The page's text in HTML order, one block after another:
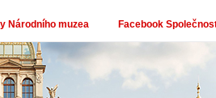
Národního muzea Facebook